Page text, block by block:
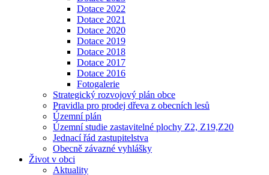
Dotace 2022
Dotace 2021
Dotace 2020
Dotace 2019
Dotace 2018
Dotace 2017
Dotace 2016
Fotogalerie
Strategický rozvojový plán obce
Pravidla pro prodej dřeva z obecních lesů
Územní plán
Územní studie zastavitelné plochy Z2, Z19,Z20
Jednací řád zastupitelstva
Obecně závazné vyhlášky
Život v obci
Aktuality